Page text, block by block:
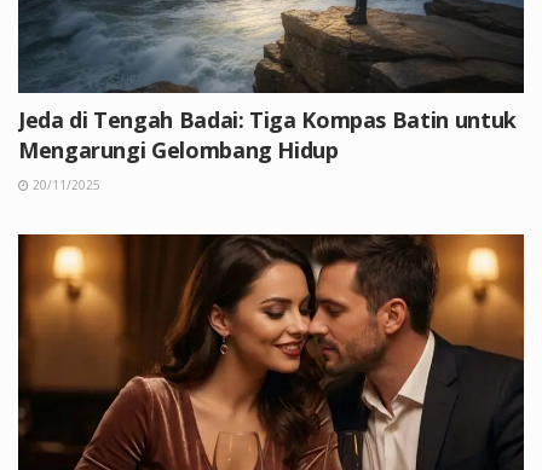
Jeda di Tengah Badai: Tiga Kompas Batin untuk
Mengarungi Gelombang Hidup
20/11/2025